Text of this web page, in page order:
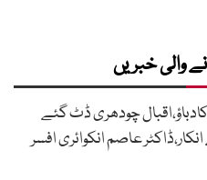
والی خبریں
چودھری ڈٹ گئے
عاصم انکوائری افسر